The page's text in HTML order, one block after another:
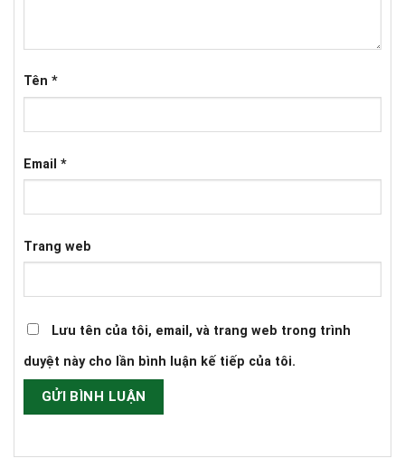
Tên *
Email *
Trang web
Lưu tên của tôi, email, và trang web trong trình
duyệt này cho lần bình luận kế tiếp của tôi.